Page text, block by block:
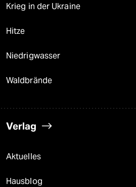
Krieg in der Ukraine
Hitze
Niedrigwasser
Waldbrände
Verlag
Aktuelles
Hausblog